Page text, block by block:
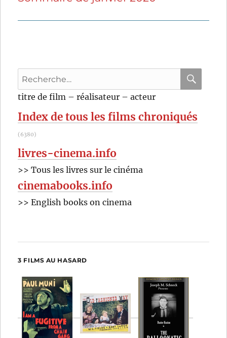
Recherche
pour
titre de film – réalisateur – acteur
Index de tous les films chroniqués
(6380)
livres-cinema.info
>> Tous les livres sur le cinéma
cinemabooks.info
>> English books on cinema
3 FILMS AU HASARD